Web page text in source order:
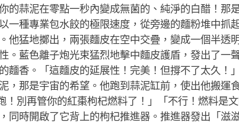
的蒜泥在零點一秒內變成無菌的、純淨的白醋！那
一種專業包水餃的極限速度，從旁邊的麵粉堆中抓
他猛地擲出，兩張麵皮在空中交疊，變成一個半透
。藍色離子炮光束猛烈地擊中麵皮護盾，發出了
麵香。「這麵皮的延展性！完美！但撐不了太久！
，那是宇宙的希望。他跑到蒜泥缸前，使出他搬運
！別再管你的紅棗枸杞燃料了！」「不行！燃料是
同時開啟了它背上的枸杞推進器。推進器發出「滋